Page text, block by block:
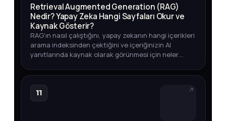
Retrieval Augmented Generation (RAG)
Nedir? Yapay Zeka Hangi Sayfaları Okur ve
Kaynak Gösterir?
RAG'ın nasıl çalıştığını, yapay zekanın hangi içerikleri
arama indeksinden çektiğini ve içeriğinizin AI
yanıtlarında kaynak olarak görünmesi için neler
11